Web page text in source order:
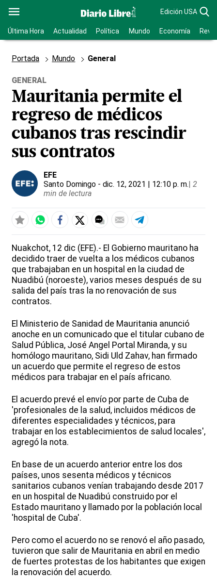
Edición USA
Última Hora Actualidad Política Mundo Economía
Portada Mundo General
GENERAL
Mauritania permite el
regreso de médicos
cubanos tras rescindir
sus contratos
EFE
Santo Domingo - dic. 12, 2021 | 12:10 p. m.| 2
min de lectura
Nuakchot, 12 dic (EFE).- El Gobierno mauritano ha
decidido traer de vuelta a los médicos cubanos
que trabajaban en un hospital en la ciudad de
Nuadibú (noroeste), varios meses después de su
salida del país tras la no renovación de sus
contratos.
El Ministerio de Sanidad de Mauritania anunció
anoche en un comunicado que el titular cubano de
Salud Pública, José Angel Portal Miranda, y su
homólogo mauritano, Sidi Uld Zahav, han firmado
un acuerdo que permite el regreso de estos
médicos para trabajar en el país africano.
El acuerdo prevé el envío por parte de Cuba de
'profesionales de la salud, incluidos médicos de
diferentes especialidades y técnicos, para
trabajar en los establecimientos de salud locales',
agregó la nota.
En base de un acuerdo anterior entre los dos
países, unos sesenta médicos y técnicos
sanitarios cubanos venían trabajando desde 2017
en un hospital de Nuadibú construido por el
Estado mauritano y llamado por la población local
'hospital de Cuba'.
Pero como el acuerdo no se renovó el año pasado,
tuvieron que salir de Mauritania en abril en medio
de fuertes protestas de los habitantes que exigen
la renovación del acuerdo.